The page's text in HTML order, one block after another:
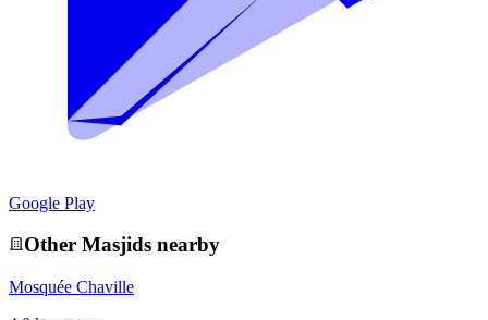
Google Play
Other Masjids nearby
Mosquée Chaville